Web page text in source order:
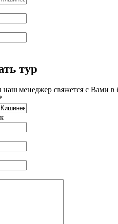
тур
менеджер свяжется с Вами в